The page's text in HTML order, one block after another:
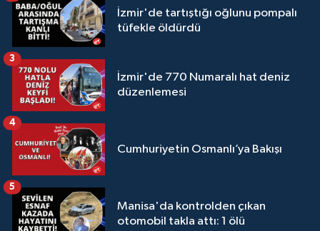
İzmir'de tartıştığı oğlunu pompalı
tüfekle öldürdü
İzmir'de 770 Numaralı hat deniz
düzenlemesi
3
Cumhuriyetin Osmanlı’ya Bakışı
4
Manisa'da kontrolden çıkan
otomobil takla attı: 1 ölü
5